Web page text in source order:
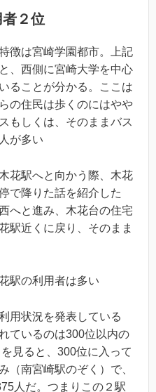
２位
徴は宮崎学園都市。上記
、西側に宮崎大学を中心
ることが分かる。ここは
の住民は歩くのにはやや
もしくは、そのままバス
が多い
花駅へと向かう際、木花
で降りた話を紹介した
へと進み、木花台の住宅
駅近くに戻り、そのまま
駅の利用者は多い
用状況を発表している
ているのは300位以内の
見ると、300位に入って
（南宮崎駅のぞく）で、
人だ。つまりこの２駅